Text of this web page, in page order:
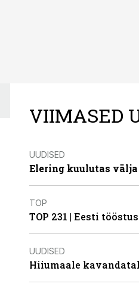
VIIMASED
UUDISED
Elering kuulutas
TOP
TOP 231 | Eesti
UUDISED
Hiiumaale